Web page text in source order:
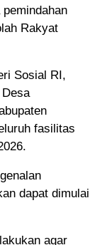
Rakyat
Sosial RI,
fasilitas
dapat dimulai
agar